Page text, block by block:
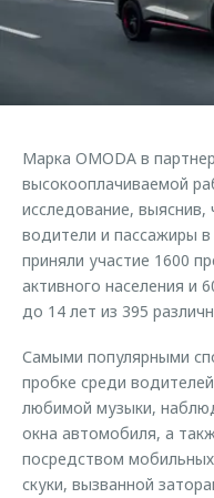
Страхование
Кредитный калькулятор
Оригинальные
Запчасти
Трейд-ин
Калькулятор трейд-ин
Клиентская поддержка
Клуб владельцев
Аксессуары
Одежда и сувениры
Оригинальные
Запчасти
Обратная связь
Марка OMODA в
высокооплачиваемой
исследование,
водители и пассажиры
приняли участие 1600
активного населения и
до 14 лет из 395
Самыми популярными
пробке среди
любимой музыки,
окна автомобиля, а
посредством
скуки, вызванной